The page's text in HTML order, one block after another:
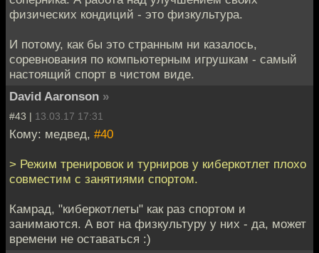
физических кондиций - это физкультура.
И потому, как бы это странным ни казалось,
соревнования по компьютерным игрушкам - самый
настоящий спорт в чистом виде.
David Aaronson »
#43 | 13.03.17 17:31
Кому: медвед, #40
> Режим тренировок и турниров у киберкотлет плохо
совместим с занятиями спортом.
Камрад, "киберкотлеты" как раз спортом и
занимаются. А вот на физкультуру у них - да, может
времени не оставаться :)